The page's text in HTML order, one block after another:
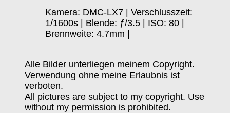
Kamera: DMC-LX7 | Verschlusszeit:
1/1600s | Blende: ƒ/3.5 | ISO: 80 |
Brennweite: 4.7mm |
Alle Bilder unterliegen meinem Copyright.
Verwendung ohne meine Erlaubnis ist
verboten.
All pictures are subject to my copyright. Use
without my permission is prohibited.